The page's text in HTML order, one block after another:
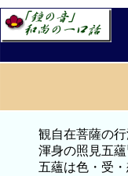
２
観自在菩薩の行深
渾身の照見五蘊皆
五蘊は色・受・想